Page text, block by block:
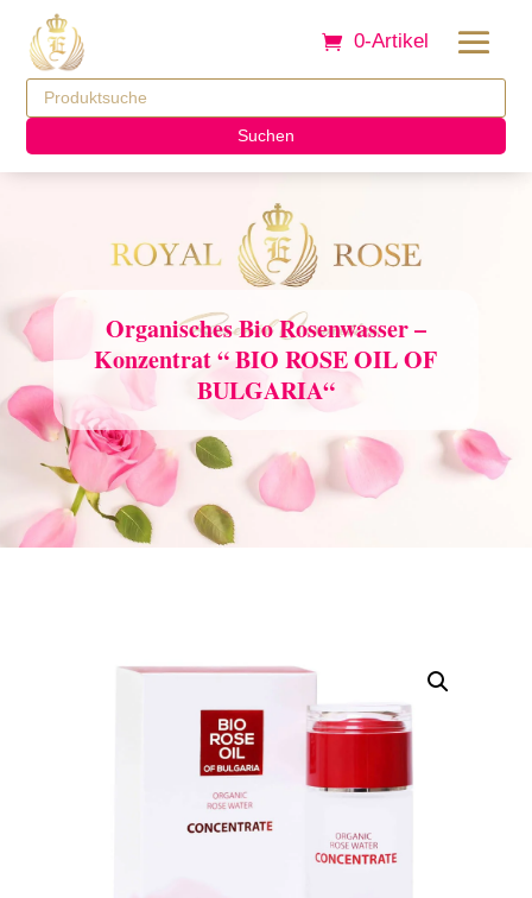
0-Artikel
Suchen
Organisches Bio Rosenwasser –
Konzentrat “ BIO ROSE OIL OF
BULGARIA“